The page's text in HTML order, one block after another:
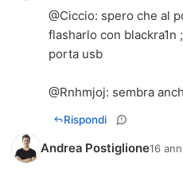
@Ciccio: spero che al
flasharlo con blackra1n
porta usb
@Rnhmjoj: sembra
Rispondi
Andrea Postiglione16